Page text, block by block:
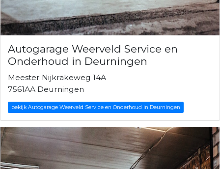
Autogarage Weerveld Service en
Onderhoud in Deurningen
Meester Nijkrakeweg 14A
7561AA Deurningen
bekijk Autogarage Weerveld Service en Onderhoud in Deurningen